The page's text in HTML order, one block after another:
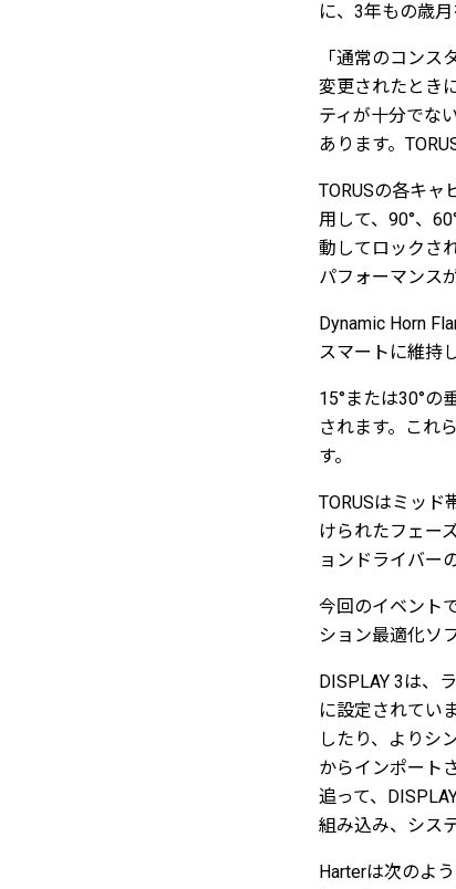
に、3年もの歳
「通常のコン
変更されたとき
ティが十分でな
あります。
TORUSの各キャ
用して、90°、
動してロックさ
パフォーマンス
Dynamic Horn
スマートに維持
15°または30°の
されます。これ
す。
TORUSはミッ
けられたフェー
ョンドライバー
今回のイベント
ション最適化ソ
DISPLAY 3は、
に設定されてい
したり、よりシ
からインポート
追って、
組み込み、シス
Harterは次のよ